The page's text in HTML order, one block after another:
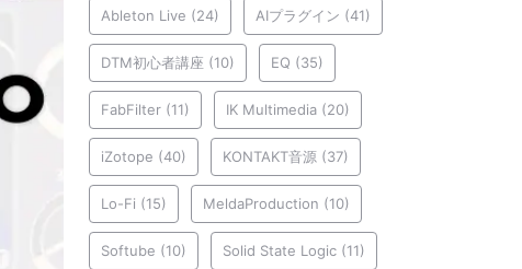
Ableton Live (24) AIプラグイン (41)
DTM初心者講座 (10) EQ (35)
FabFilter (11) IK Multimedia (20)
iZotope (40) KONTAKT音源 (37)
Lo-Fi (15) MeldaProduction (10)
Softube (10) Solid State Logic (11)